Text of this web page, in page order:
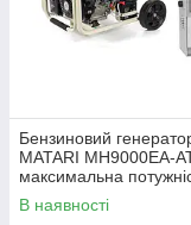
Бензиновий
MATARI MH9000EA-
максимальна
кВт
В наявності